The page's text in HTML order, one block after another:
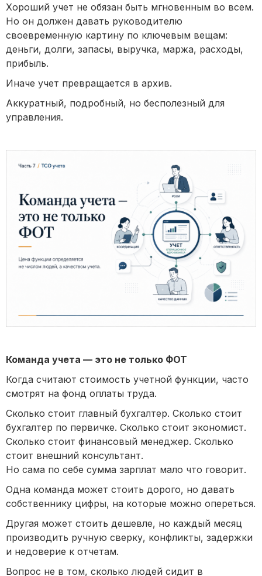
Хороший учет не обязан быть мгновенным во всем.
Но он должен давать руководителю
своевременную картину по ключевым вещам:
деньги, долги, запасы, выручка, маржа, расходы,
прибыль.
Иначе учет превращается в архив.
Аккуратный, подробный, но бесполезный для
управления.
Команда учета — это не только ФОТ
Когда считают стоимость учетной функции, часто
смотрят на фонд оплаты труда.
Сколько стоит главный бухгалтер. Сколько стоит
бухгалтер по первичке. Сколько стоит экономист.
Сколько стоит финансовый менеджер. Сколько
стоит внешний консультант.
Но сама по себе сумма зарплат мало что говорит.
Одна команда может стоить дорого, но давать
собственнику цифры, на которые можно опереться.
Другая может стоить дешевле, но каждый месяц
производить ручную сверку, конфликты, задержки
и недоверие к отчетам.
Вопрос не в том, сколько людей сидит в